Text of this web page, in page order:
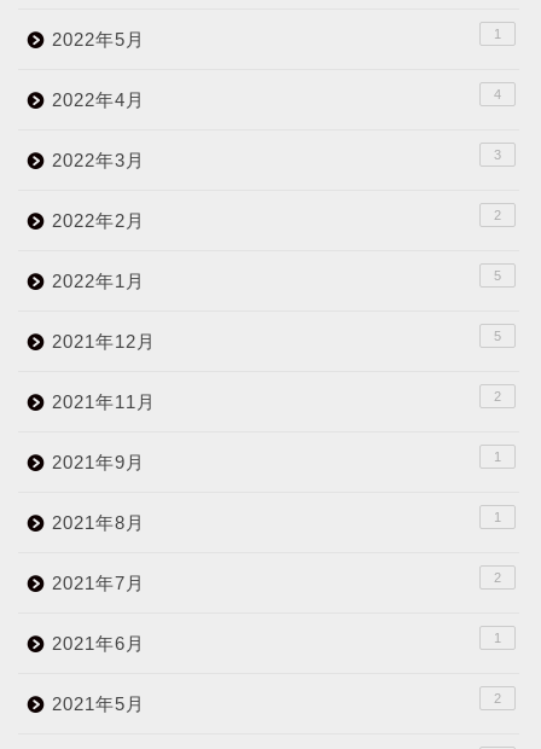
2022年5月 1
2022年4月 4
2022年3月 3
2022年2月 2
2022年1月 5
2021年12月 5
2021年11月 2
2021年9月 1
2021年8月 1
2021年7月 2
2021年6月 1
2021年5月 2